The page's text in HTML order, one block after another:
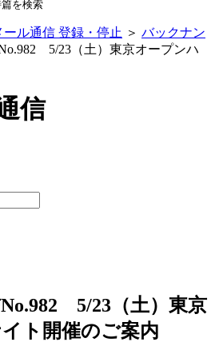
ール通信 登録・停止 ＞ バックナン
5/23（土）東京オープンハ
信
5/23（土）東京
ト開催のご案内